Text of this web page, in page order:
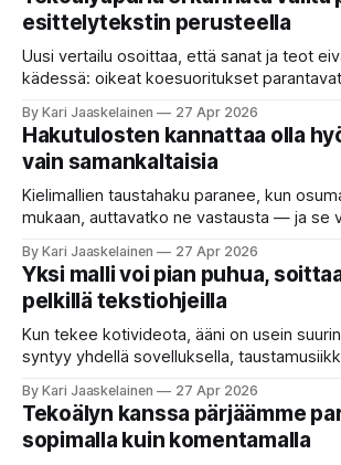
esittelytekstin perusteella
Uusi vertailu osoittaa, että sanat ja teot
kädessä: oikeat koesuoritukset
etsimässä verkosta apuria, joka hoitaisi
askareita: täyttäisi lomakkeen, järjestäisi
tai seulisi pitkän asiakirjakasan ydinkohdat.
valikoima, joka muistuttaa
Jokainen ”tekoälyagentti” lupaa paljon
By Kari Jaaskelainen 27 Apr 2026
Hakutulosten kannattaa olla
vain samankaltaisia
Kielimallien taustahaku paranee, kun
mukaan, auttavatko ne vastausta — ja se
että kysyt työpaikan chat-robotilta: “Mitä
kokouspäiväkirjassa päätettiin
selaa arkistoja ja poimii sinulle pätkän,
etätyö tarkoittaa. Teksti on aiheeltaan
By Kari Jaaskelainen 27 Apr 2026
Yksi malli voi pian puhua,
pelkillä tekstiohjeilla
Kun tekee kotivideota, ääni on usein
syntyy yhdellä sovelluksella,
erilaisia komentoja, eikä mikään niistä
toistensa kanssa. Lopputulos on pienen
Vuosia on ajateltu, että näin tämän
By Kari Jaaskelainen 27 Apr 2026
Tekoälyn kanssa pärjäämme
sopimalla kuin komentamalla